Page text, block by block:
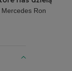
Mercedes Ron